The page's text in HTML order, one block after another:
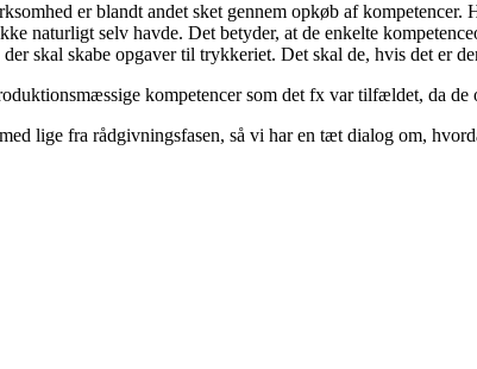
er blandt andet sket gennem opkøb af
naturligt selv havde. Det betyder, at de enkelte
skal skabe opgaver til trykkeriet. Det skal de, hvis det er
kompetencer som det fx var tilfældet, da
lige fra rådgivningsfasen, så vi har en tæt dialog om,